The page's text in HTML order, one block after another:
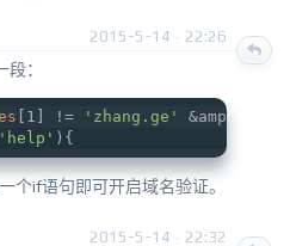
2015-5-14 · 22:26
：
[1] != 'zhang.ge'
'help' ){
个if语句即可开启域名验证。
2015-5-14 · 22:32